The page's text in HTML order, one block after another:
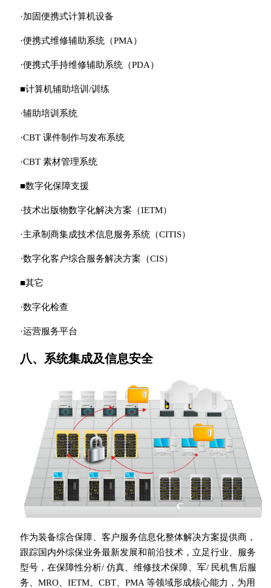
·加固便携式计算机设备
·便携式维修辅助系统（PMA）
·便携式手持维修辅助系统（PDA）
■计算机辅助培训/训练
·辅助培训系统
·CBT 课件制作与发布系统
·CBT 素材管理系统
■数字化保障支援
·技术出版物数字化解决方案（IETM）
·主承制商集成技术信息服务系统（CITIS）
·数字化客户综合服务解决方案（CIS）
■其它
·数字化检查
·运营服务平台
八、系统集成及信息安全
作为装备综合保障、客户服务信息化整体解决方案提供商，
跟踪国内外综保业务最新发展和前沿技术，立足行业、服务
型号，在保障性分析/ 仿真、维修技术保障、军/ 民机售后服
务、MRO、IETM、CBT、PMA 等领域形成核心能力，为用